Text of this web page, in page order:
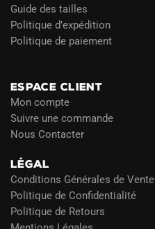
Guide des tailles
Politique d’expédition
Politique de paiement
ESPACE CLIENT
Mon compte
Suivre une commande
Nous Contacter
LÉGAL
Conditions Générales de Vente
Politique de Confidentialité
Politique de Retours